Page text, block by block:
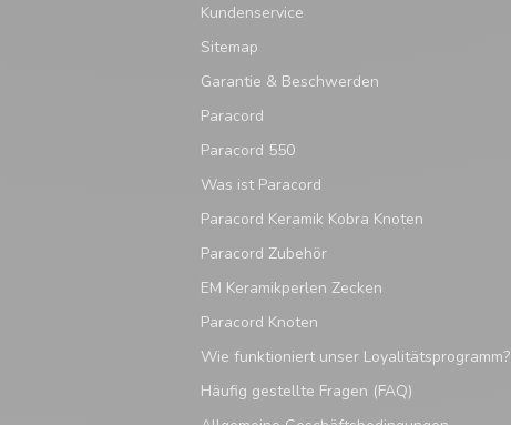
Kundenservice
Sitemap
Garantie & Beschwerden
Paracord
Paracord 550
Was ist Paracord
Paracord Keramik Kobra Knoten
Paracord Zubehör
EM Keramikperlen Zecken
Paracord Knoten
Wie funktioniert unser Loyalitätsprogramm?
Häufig gestellte Fragen (FAQ)